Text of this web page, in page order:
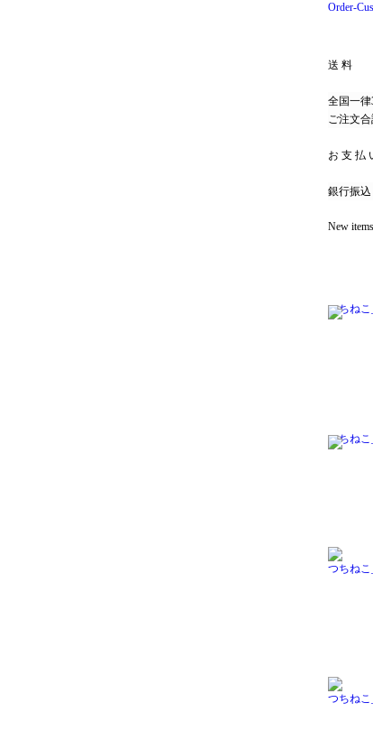
Order-
送料
全国一律
ご注文
お支払
銀行振込
New items
つちねこ
つちねこ
つちねこ
つちねこ